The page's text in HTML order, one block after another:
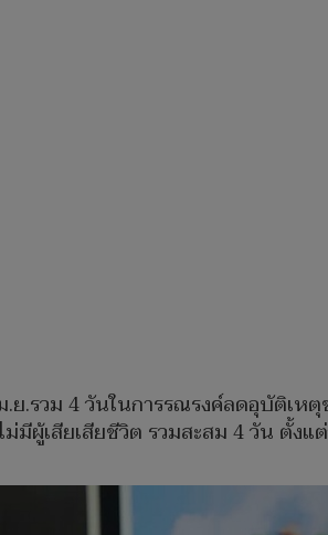
.รวม 4 วันในการรณรงค์ลดอุบัติเห
เสียเสียชีวิต รวมสะสม 4 วัน ตั้งแ